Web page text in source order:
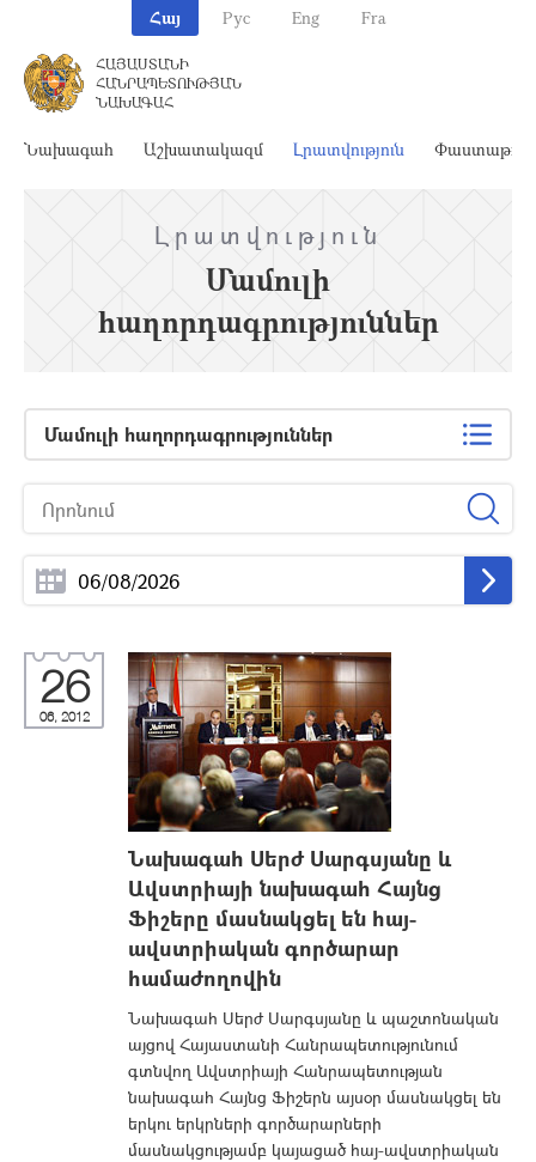
Հայ Рус Eng Fra
ՀԱՅԱՍՏԱՆԻ
ՀԱՆՐԱՊԵՏՈՒԹՅԱՆ
ՆԱԽԱԳԱՀ
Նախագահ Աշխատակազմ Լրատվություն
Լրատվություն
Մամուլի
հաղորդագրություններ
Մամուլի հաղորդագրություններ
26
06, 2012
Նախագահ Սերժ Սարգսյանը և
Ավստրիայի նախագահ Հայնց
Ֆիշերը մասնակցել են հայ-
ավստրիական գործարար
համաժողովին
Նախագահ Սերժ Սարգսյանը և պաշտոնական
այցով Հայաստանի Հանրապետությունում
գտնվող Ավստրիայի Հանրապետության
նախագահ Հայնց Ֆիշերն այսօր մասնակցել են
երկու երկրների գործարարների
մասնակցությամբ կայացած հայ-ավստրիական